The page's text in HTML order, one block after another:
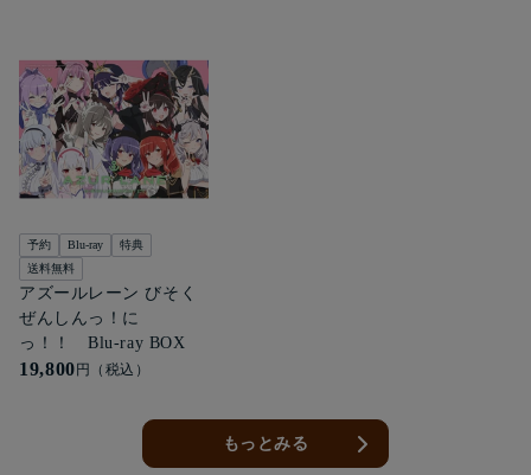
予約 Blu-ray
特典
送料無料
アズールレーン びそく
ぜんしんっ！に
っ！！ Blu-ray BOX
19,800 円（税込）
もっとみる